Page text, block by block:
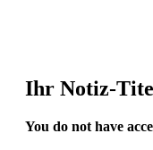
Ihr Notiz-
You do not have